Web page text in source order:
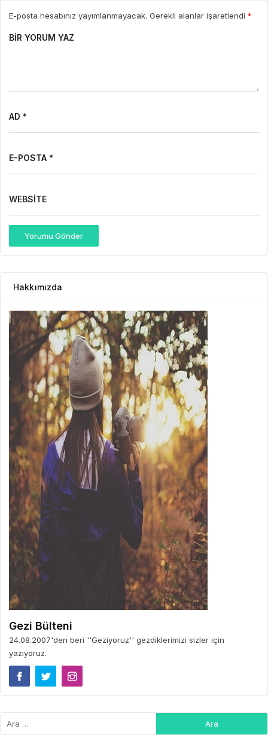
E-posta hesabınız yayımlanmayacak. Gerekli alanlar işaretlendi *
BIR YORUM YAZ
AD *
E-POSTA *
WEBSITE
Yorumu Gönder
Hakkımızda
Gezi Bülteni
24.08.2007'den beri ''Geziyoruz'' gezdiklerimizi sizler için
yazıyoruz.